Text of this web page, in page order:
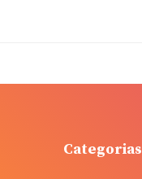
Categorias